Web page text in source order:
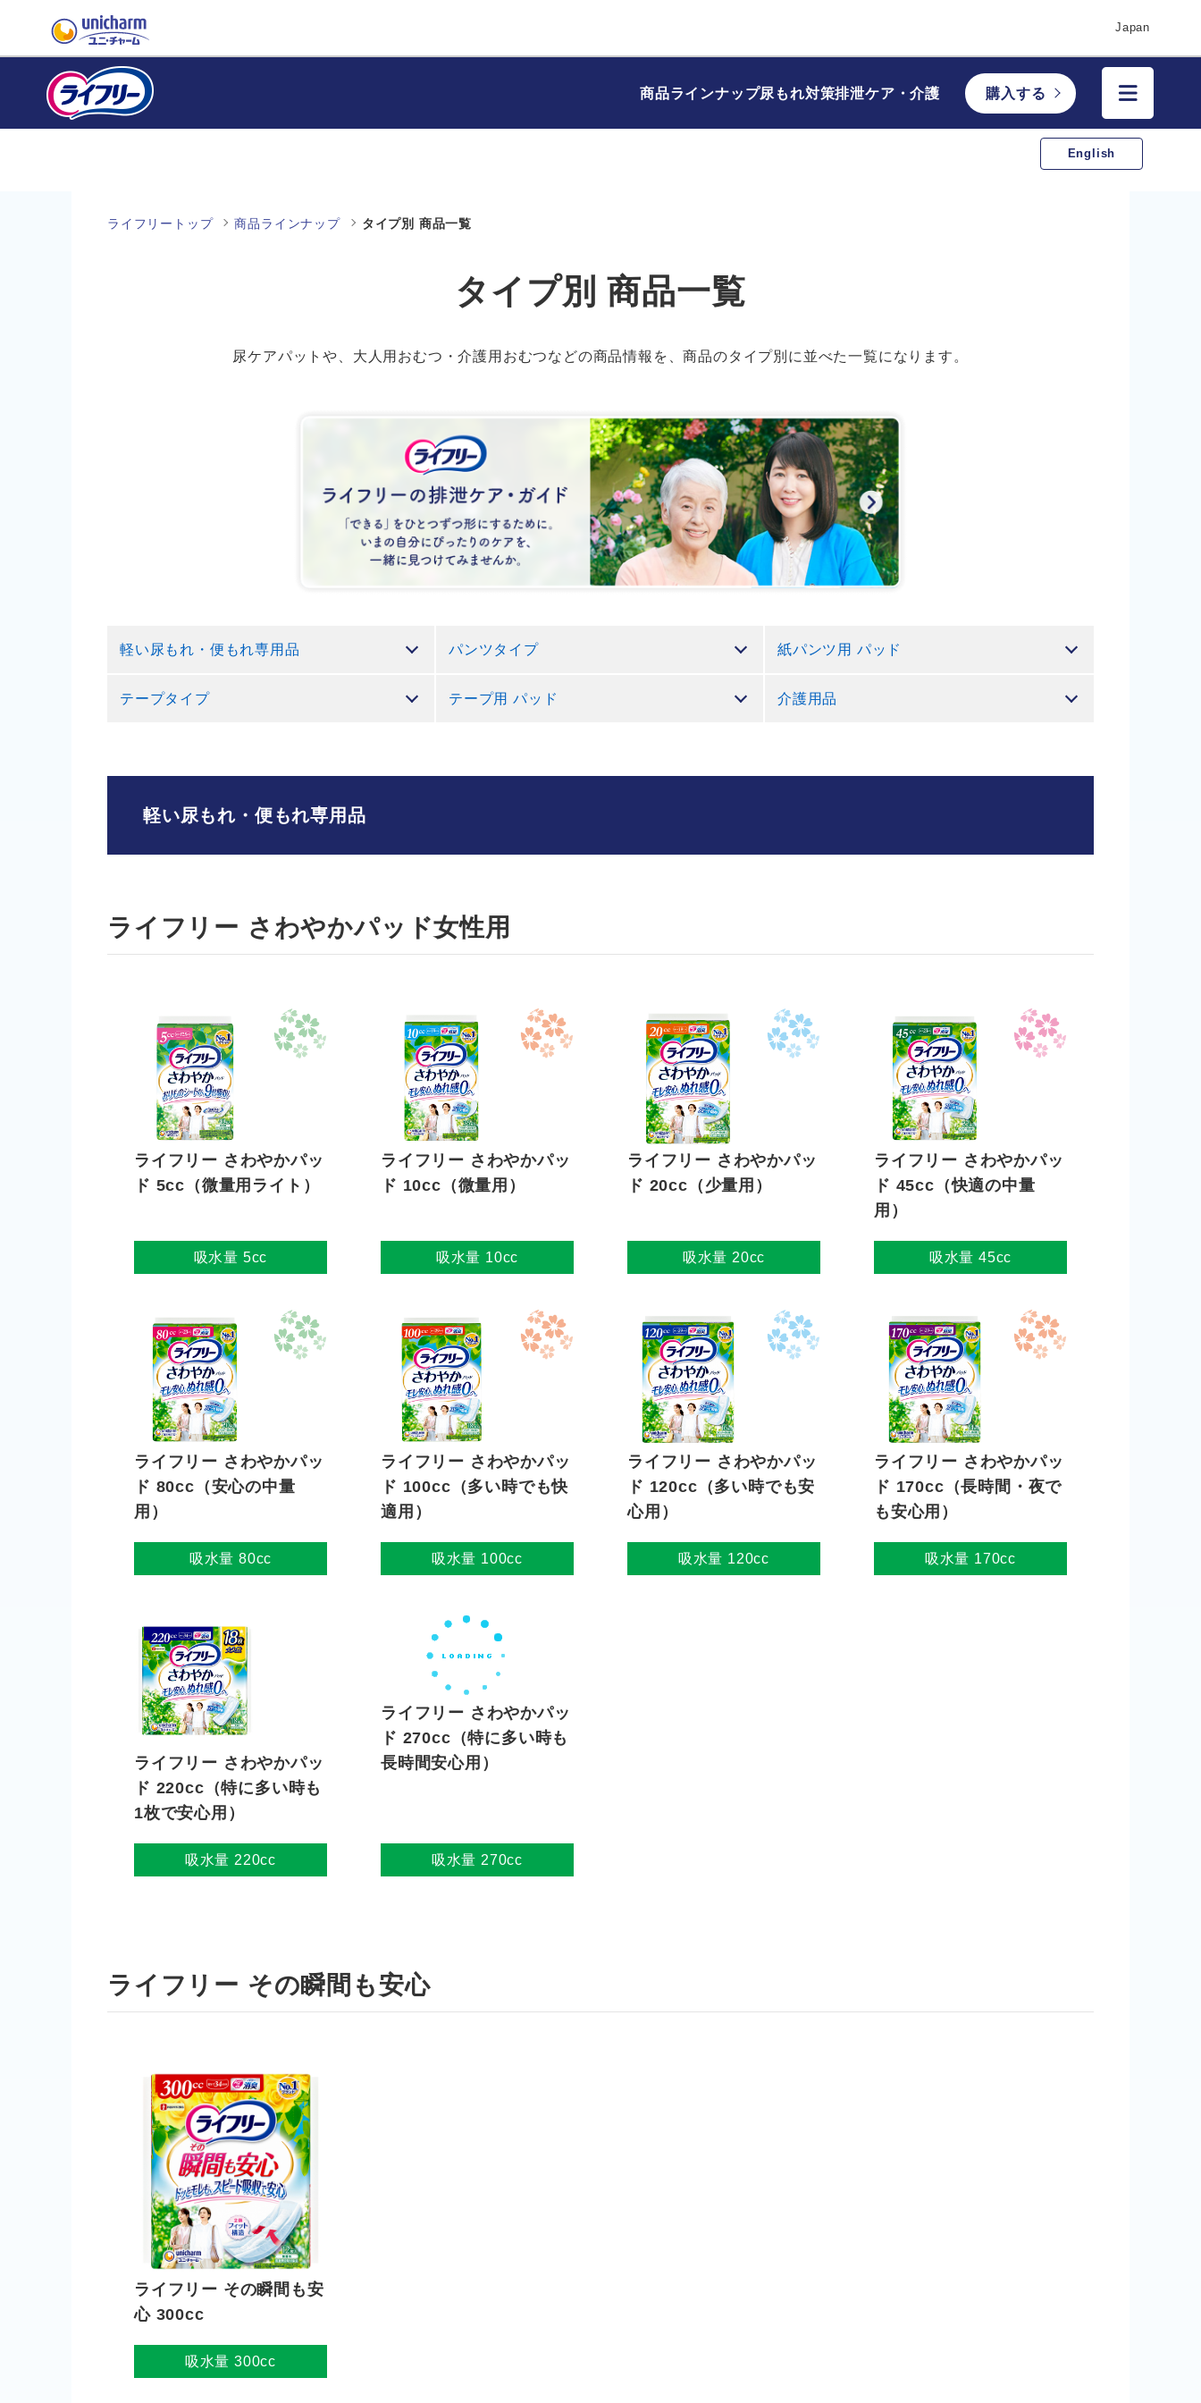
Japan
商品ラインナップ尿もれ対策排泄ケア・介護 購入する
English
ライフリートップ 商品ラインナップ タイプ別 商品一覧
タイプ別 商品一覧
尿ケアパットや、大人用おむつ・介護用おむつなどの商品情報を、商品のタイプ別に並べた一覧になります。
軽い尿もれ・便もれ専用品 パンツタイプ 紙パンツ用 パッド
テープタイプ テープ用 パッド 介護用品
軽い尿もれ・便もれ専用品
ライフリー さわやかパッド女性用
ライフリー さわやかパッ
ド 5cc（微量用ライト）
吸水量 5cc
ライフリー さわやかパッ
ド 10cc（微量用）
吸水量 10cc
ライフリー さわやかパッ
ド 20cc（少量用）
吸水量 20cc
ライフリー さわやかパッ
ド 45cc（快適の中量
用）
吸水量 45cc
ライフリー さわやかパッ
ド 80cc（安心の中量
用）
吸水量 80cc
ライフリー さわやかパッ
ド 100cc（多い時でも快
適用）
吸水量 100cc
ライフリー さわやかパッ
ド 120cc（多い時でも安
心用）
吸水量 120cc
ライフリー さわやかパッ
ド 170cc（長時間・夜で
も安心用）
吸水量 170cc
ライフリー さわやかパッ
ド 220cc（特に多い時も
1枚で安心用）
吸水量 220cc
ライフリー さわやかパッ
吸水量 270cc
ライフリー その瞬間も安心
ライフリー その瞬間も安
心 300cc
吸水量 300cc